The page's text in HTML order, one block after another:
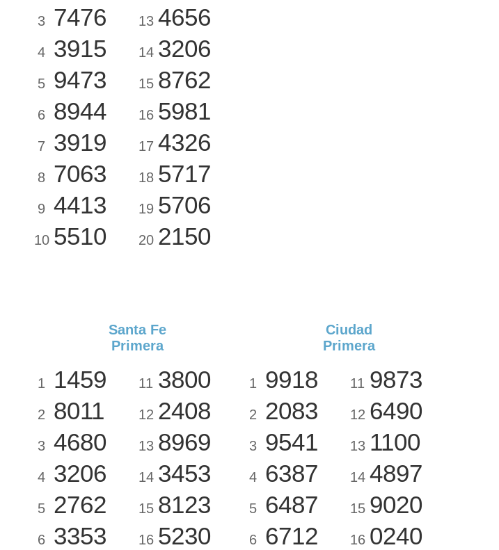
3 7476
4 3915
5 9473
6 8944
7 3919
8 7063
9 4413
10 5510
13 4656
14 3206
15 8762
16 5981
17 4326
18 5717
19 5706
20 2150
Santa Fe
Primera
1 1459
2 8011
3 4680
4 3206
5 2762
6 3353
11 3800
12 2408
13 8969
14 3453
15 8123
16 5230
Ciudad
Primera
1 9918
2 2083
3 9541
4 6387
5 6487
6 6712
11 9873
12 6490
13 1100
14 4897
15 9020
16 0240